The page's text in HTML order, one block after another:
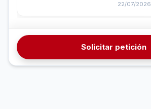
22/07/2026
Solicitar petición